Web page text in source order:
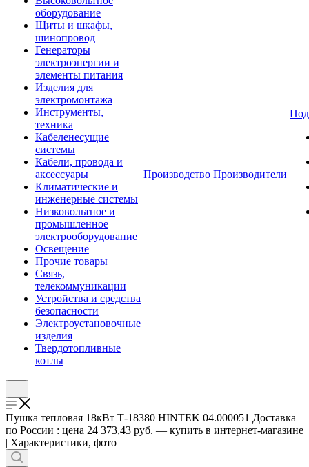
оборудование
Щиты и шкафы,
шинопровод
Генераторы
электроэнергии и
элементы питания
Изделия для
электромонтажа
Инструменты,
техника
Кабеленесущие
системы
Кабели, провода и
аксессуары
Климатические и
инженерные системы
Низковольтное и
промышленное
электрооборудование
Освещение
Прочие товары
Связь,
телекоммуникации
Устройства и средства
безопасности
Электроустановочные
изделия
Твердотопливные
котлы
Производство Производители
Пушка тепловая 18кВт Т-18380 HINTEK 04.000051 Доставка
по России : цена 24 373,43 руб. — купить в интернет-магазине
| Характеристики, фото